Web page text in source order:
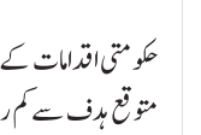
متوقع ہدف سے کم